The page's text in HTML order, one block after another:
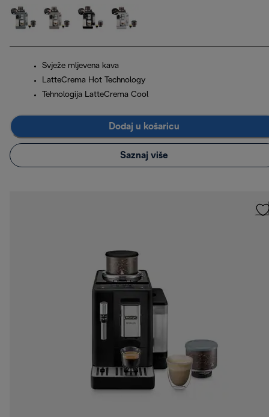
Svježe mljevena kava
LatteCrema Hot Technology
Tehnologija LatteCrema Cool
Dodaj u košaricu
Saznaj više